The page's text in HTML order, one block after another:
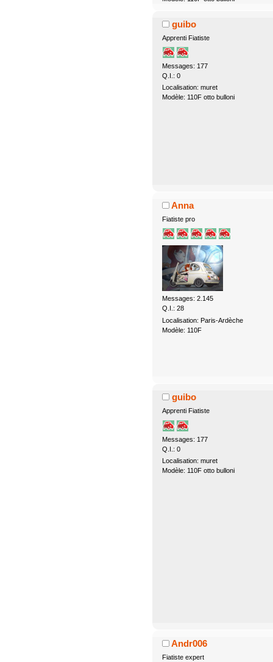
guibo
Apprenti Fiatiste
Messages: 177
Q.I.: 0
Localisation: muret
Modèle: 110F otto bulloni
Anna
Fiatiste pro
Messages: 2.145
Q.I.: 28
Localisation: Paris-Ardèche
Modèle: 110F
guibo
Apprenti Fiatiste
Messages: 177
Q.I.: 0
Localisation: muret
Modèle: 110F otto bulloni
Andr006
Fiatiste expert